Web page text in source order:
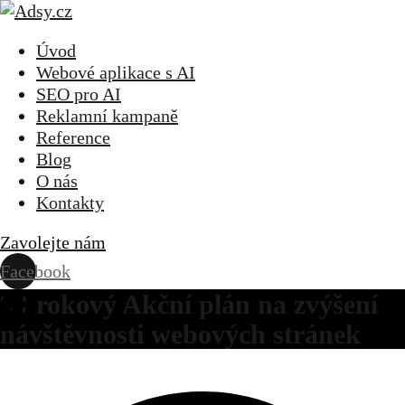
Úvod
Webové aplikace s AI
SEO pro AI
Reklamní kampaně
Reference
Blog
O nás
Kontakty
Zavolejte nám
Facebook
9 krokový Akční plán na zvýšení
návštěvnosti webových stránek